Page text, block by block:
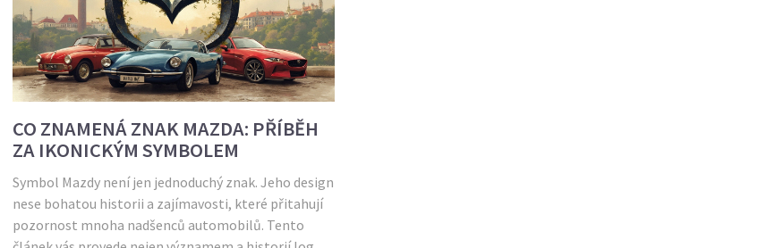
CO ZNAMENÁ ZNAK MAZDA: PŘÍBĚH
ZA IKONICKÝM SYMBOLEM
Symbol Mazdy není jen jednoduchý znak. Jeho design
nese bohatou historii a zajímavosti, které přitahují
pozornost mnoha nadšenců automobilů. Tento